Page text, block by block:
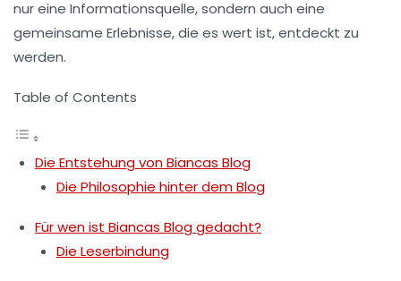
nur eine Informationsquelle, sondern auch eine
gemeinsame Erlebnisse, die es wert ist, entdeckt zu
werden.
Table of Contents
Die Entstehung von Biancas Blog
Die Philosophie hinter dem Blog
Für wen ist Biancas Blog gedacht?
Die Leserbindung